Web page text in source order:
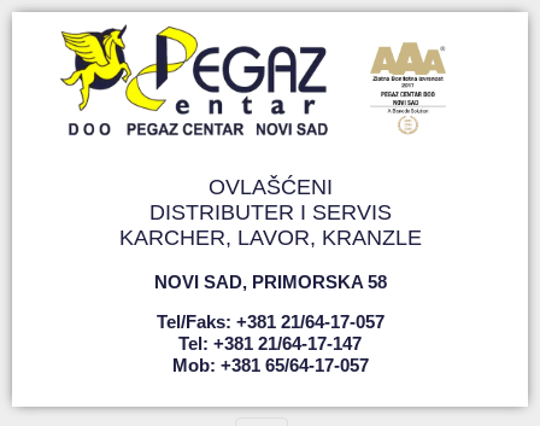
OVLAŠĆENI
DISTRIBUTER I SERVIS
KARCHER, LAVOR, KRANZLE
NOVI SAD, PRIMORSKA 58
Tel/faks: +381 21/64-17-057
Tel: +381 21/64-17-147
Mob: +381 65/64-17-057